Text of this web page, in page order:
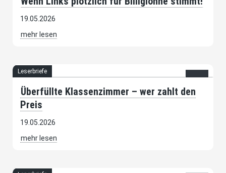
19.05.2026
mehr lesen
Leserbriefe
Überfüllte Klassenzimmer – wer zahlt den
Preis
19.05.2026
mehr lesen